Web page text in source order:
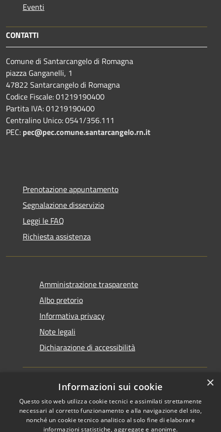
Eventi
CONTATTI
Comune di Santarcangelo di Romagna
piazza Ganganelli, 1
47822 Santarcangelo di Romagna
Codice Fiscale: 01219190400
Partita IVA: 01219190400
Centralino Unico: 0541/356.111
PEC: pec@pec.comune.santarcangelo.rn.it
Prenotazione appuntamento
Segnalazione disservizio
Leggi le FAQ
Richiesta assistenza
Amministrazione trasparente
Albo pretorio
Informativa privacy
Note legali
Dichiarazione di accessibilità
RSS
Accessibilità
Copyright © 2026 • Comune di
Santarcangelo di Romagna •
×
Informazioni sui cookie
Questo sito web utilizza cookie tecnici e assimilati strettamente
necessari al corretto funzionamento e alla navigazione del sito,
nonché un cookie tecnico analitico al solo fine di elaborare
informazioni statistiche, aggregate e anonime.